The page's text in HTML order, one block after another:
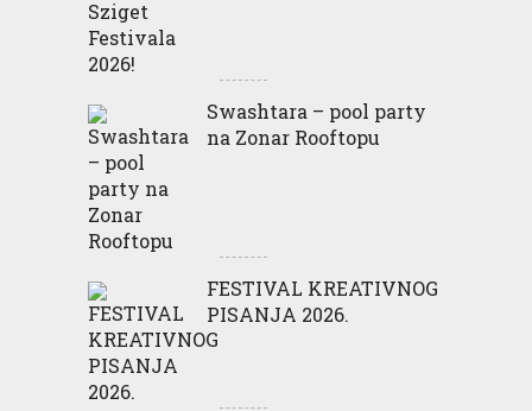
Swashtara – pool party
na Zonar Rooftopu
FESTIVAL KREATIVNOG
PISANJA 2026.